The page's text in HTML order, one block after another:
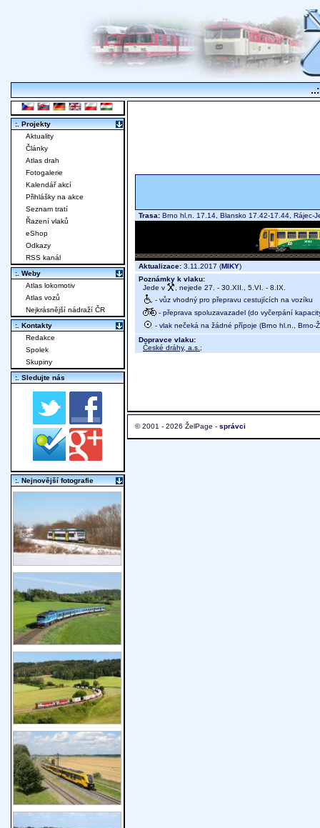
Trasa: Brno hl.n. 17.14, Blansko 17.42-17.44,
Aktualizace: 3.11.2017 (MIKY)
Poznámky k vlaku:
Jede v
, nejede 27. - 30.XII., 5.VI. - 8.IX.
- vůz vhodný pro přepravu cestujících na vozíku
- přeprava spoluzavazadel (do vyčerpání
- vlak nečeká na žádné přípoje (Brno hl.n., Brno-
Dopravce vlaku:
České dráhy, a.s. ;
© 2001 - 2026 ŽelPage - správci
:. Projekty
Aktuality
Články
Atlas drah
Fotogalerie
Kalendář akcí
Přihlášky na akce
Seznam tratí
Řazení vlaků
eShop
Odkazy
RSS kanál
:. Weby
Atlas lokomotiv
Atlas vozů
Nejkrásnější nádraží ČR
:. Kontakty
Redakce
Spolek
Skupiny
:. Sledujte nás
:. Nejnovější fotografie